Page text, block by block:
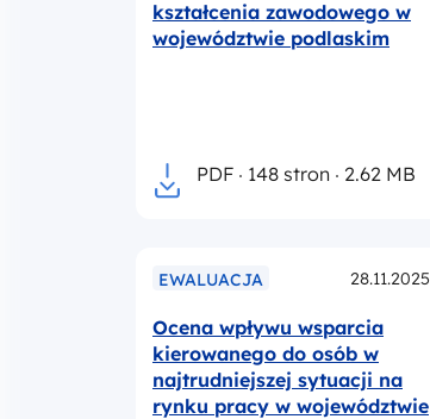
kształcenia zawodowego w
województwie podlaskim
PDF 148 stron 2.62 MB
EWALUACJA 28.11.2025
Ocena wpływu wsparcia
kierowanego do osób w
najtrudniejszej sytuacji na
rynku pracy w województwie